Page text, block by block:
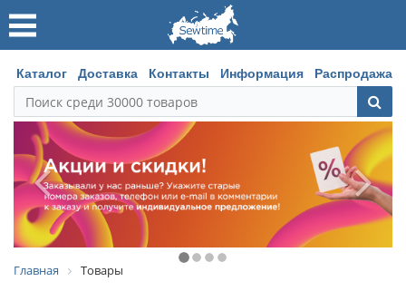
Каталог Доставка Контакты Информация Распродажа
Главная Товары